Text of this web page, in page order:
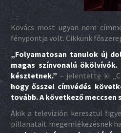
Kovács most ugyan nem
fénypontja volt. Cikkünk
„Folyamatosan tanulok új
magas színvonalú
késztetnek.”– jelentette ki
hogy ősszel címvédés
tovább. A következő
Akik a televízión keresztül
pillanatait megemlékezésnek